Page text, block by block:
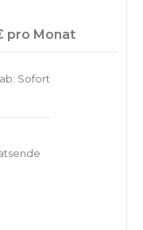
pro Monat
Sofort